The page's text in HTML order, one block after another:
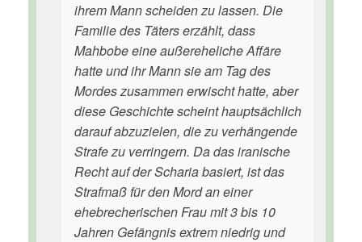
ihrem Mann scheiden zu lassen. Die
Familie des Täters erzählt, dass
Mahbobe eine außereheliche Affäre
hatte und ihr Mann sie am Tag des
Mordes zusammen erwischt hatte, aber
diese Geschichte scheint hauptsächlich
darauf abzuzielen, die zu verhängende
Strafe zu verringern. Da das iranische
Recht auf der Scharia basiert, ist das
Strafmaß für den Mord an einer
ehebrecherischen Frau mit 3 bis 10
Jahren Gefängnis extrem niedrig und